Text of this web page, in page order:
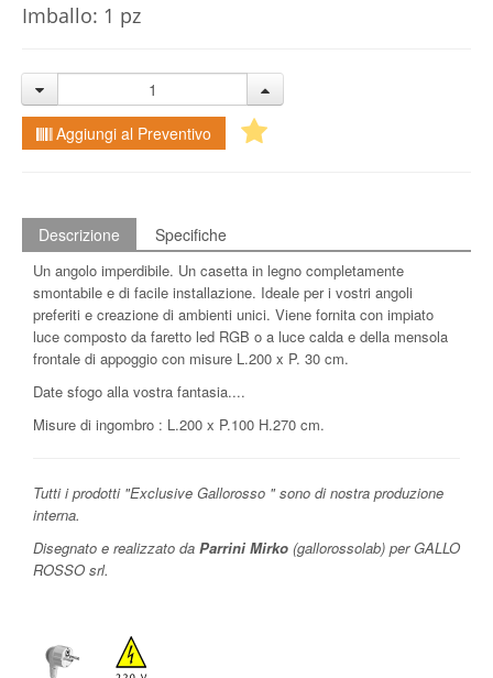
Imballo: 1 pz
Aggiungi al Preventivo
Descrizione Specifiche
Un angolo imperdibile. Un casetta in legno completamente
smontabile e di facile installazione. Ideale per i vostri angoli
preferiti e creazione di ambienti unici. Viene fornita con impiato
luce composto da faretto led RGB o a luce calda e della mensola
frontale di appoggio con misure L.200 x P. 30 cm.
Date sfogo alla vostra fantasia....
Misure di ingombro : L.200 x P.100 H.270 cm.
Tutti i prodotti "Exclusive Gallorosso " sono di nostra produzione
interna.
Disegnato e realizzato da Parrini Mirko (gallorossolab) per GALLO
ROSSO srl.